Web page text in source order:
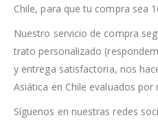
Chile, para que tu compra sea
Nuestro servicio de compra
trato personalizado
y entrega satisfactoria, nos
Asiática en Chile evaluados
Síguenos en nuestras redes